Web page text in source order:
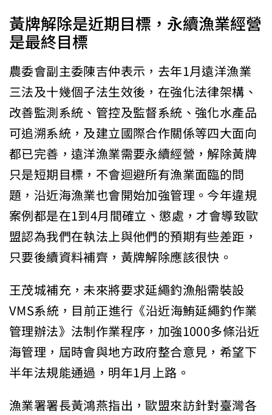
黃牌解除是近期目標，永續漁業經營
是最終目標
農委會副主委陳吉仲表示，去年1月遠洋漁業
三法及十幾個子法生效後，在強化法律架構、
改善監測系統、管控及監督系統、強化水產品
可追溯系統，及建立國際合作關係等四大面向
都已完善，遠洋漁業需要永續經營，解除黃牌
只是短期目標，不會迴避所有漁業面臨的問
題，沿近海漁業也會開始加強管理。今年違規
案例都是在1到4月間確立、懲處，才會導致歐
盟認為我們在執法上與他們的預期有些差距，
只要後續資料補齊，黃牌解除應該很快。
王茂城補充，未來將要求延繩釣漁船需裝設
VMS系統，目前正進行《沿近海鮪延繩釣作業
管理辦法》法制作業程序，加強1000多條沿近
海管理，屆時會與地方政府整合意見，希望下
半年法規能通過，明年1月上路。
漁業署署長黃鴻燕指出，歐盟來訪針對臺灣各